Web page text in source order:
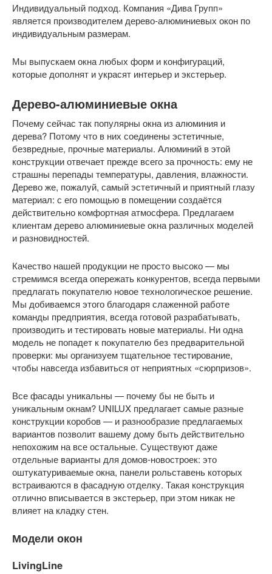
Индивидуальный подход. Компания «Дива Групп»
является производителем дерево-алюминиевых окон по
индивидуальным размерам.
Мы выпускаем окна любых форм и конфигураций,
которые дополнят и украсят интерьер и экстерьер.
Дерево-алюминиевые окна
Почему сейчас так популярны окна из алюминия и
дерева? Потому что в них соединены эстетичные,
безвредные, прочные материалы. Алюминий в этой
конструкции отвечает прежде всего за прочность: ему не
страшны перепады температуры, давления, влажности.
Дерево же, пожалуй, самый эстетичный и приятный глазу
материал: с его помощью в помещении создаётся
действительно комфортная атмосфера. Предлагаем
клиентам дерево алюминиевые окна различных моделей
и разновидностей.
Качество нашей продукции не просто высоко — мы
стремимся всегда опережать конкурентов, всегда первыми
предлагать покупателю новое технологическое решение.
Мы добиваемся этого благодаря слаженной работе
команды предприятия, всегда готовой разрабатывать,
производить и тестировать новые материалы. Ни одна
модель не попадет к покупателю без предварительной
проверки: мы организуем тщательное тестирование,
чтобы навсегда избавиться от неприятных «сюрпризов».
Все фасады уникальны — почему бы не быть и
уникальным окнам? UNILUX предлагает самые разные
конструкции коробов — и разнообразие предлагаемых
вариантов позволит вашему дому быть действительно
непохожим на все остальные. Существуют даже
отдельные варианты для домов-новостроек: это
оштукатуриваемые окна, панели рольставень которых
встраиваются в фасадную отделку. Такая конструкция
отлично вписывается в экстерьер, при этом никак не
влияет на кладку стен.
Модели окон
LivingLine